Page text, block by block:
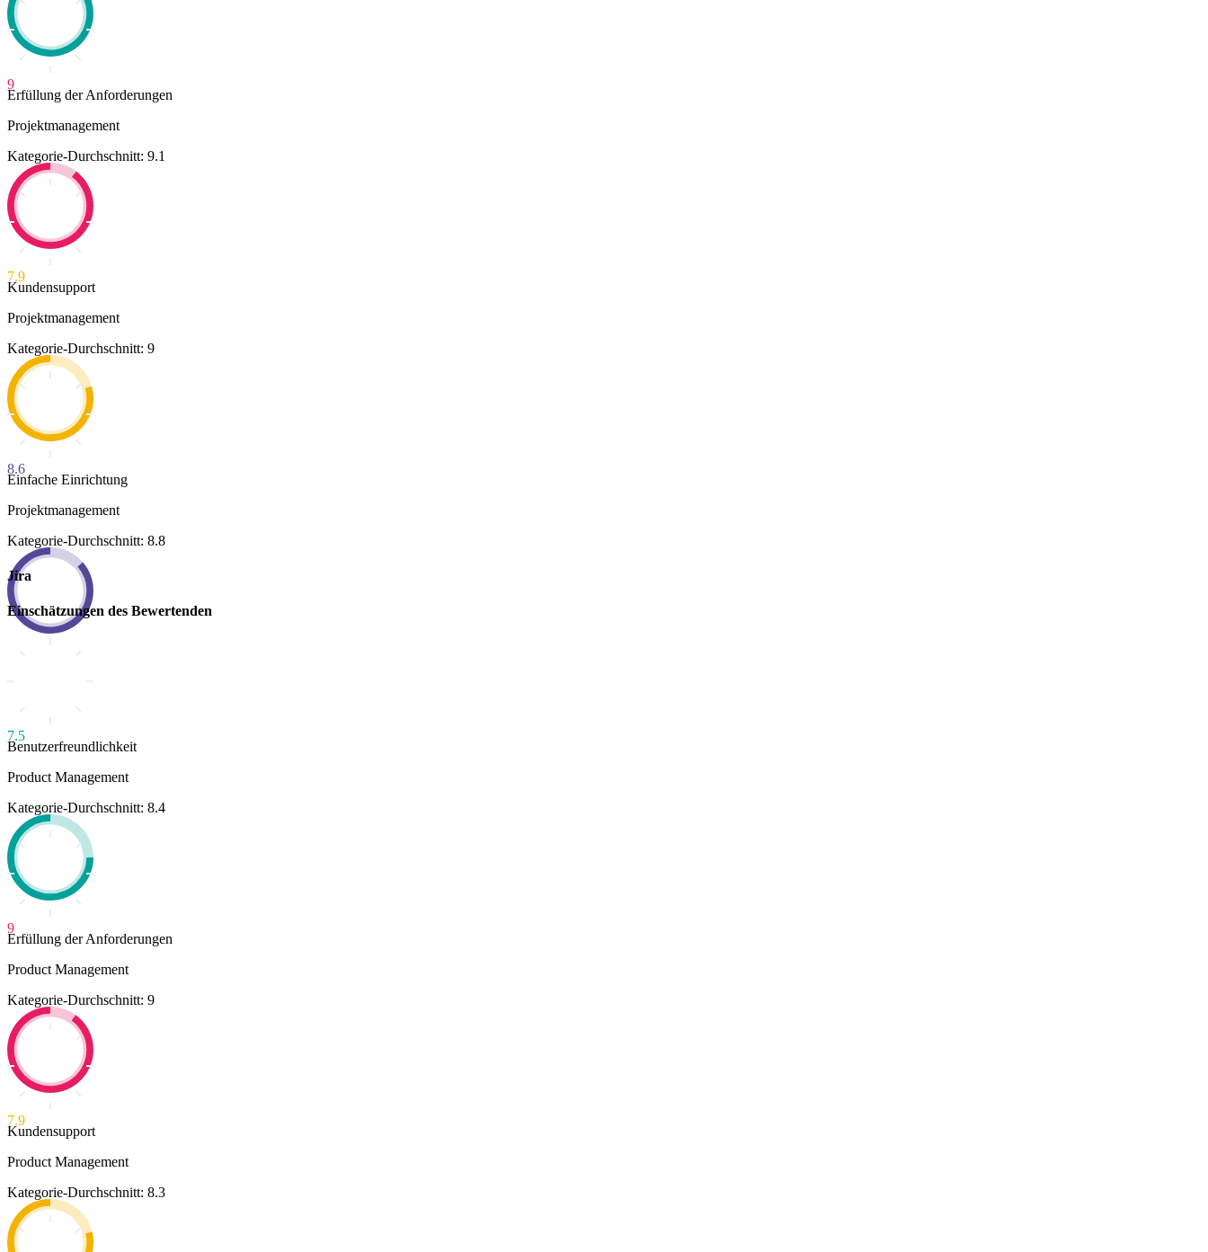
9
Erfüllung der Anforderungen
Projektmanagement
Kategorie-Durchschnitt: 9.1
7.9
Kundensupport
Projektmanagement
Kategorie-Durchschnitt: 9
8.6
Einfache Einrichtung
Projektmanagement
Kategorie-Durchschnitt: 8.8
Jira
Einschätzungen des Bewertenden
7.5
Benutzerfreundlichkeit
Product Management
Kategorie-Durchschnitt: 8.4
9
Erfüllung der Anforderungen
Product Management
Kategorie-Durchschnitt: 9
7.9
Kundensupport
Product Management
Kategorie-Durchschnitt: 8.3